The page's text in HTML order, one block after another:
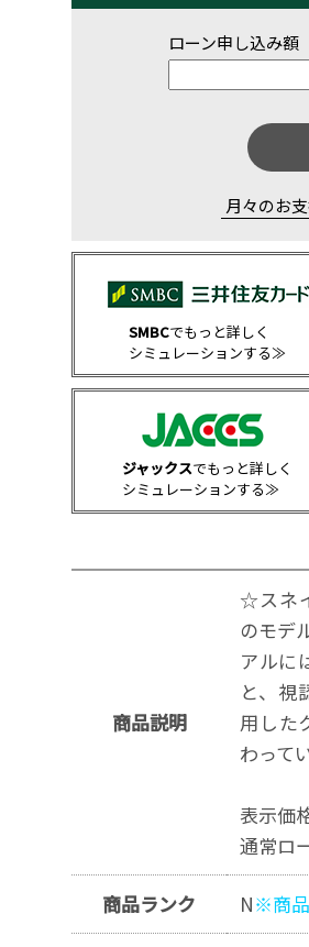
ローン申し込み額
月々のお
SMBCでもっと詳しく
シミュレーションする≫
ジャックスでもっと詳しく
シミュレーションする≫
商品説明
☆スネ
のモデ
アルに
と、視
用した
わって
表示価
通常ロ
商品ランク N※商